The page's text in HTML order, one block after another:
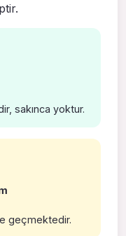
sakınca yoktur.
geçmektedir.